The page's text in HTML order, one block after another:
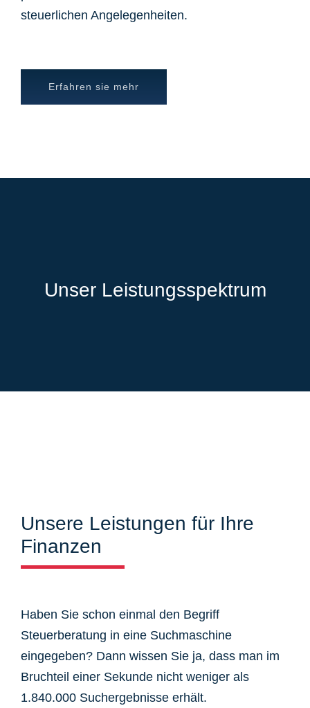
steuerlichen Angelegenheiten.
Erfahren sie mehr
Unser Leistungsspektrum
Unsere Leistungen für Ihre
Finanzen
Haben Sie schon einmal den Begriff
Steuerberatung in eine Suchmaschine
eingegeben? Dann wissen Sie ja, dass man im
Bruchteil einer Sekunde nicht weniger als
1.840.000 Suchergebnisse erhält.